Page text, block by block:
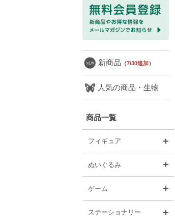
新商品 （7/30追加）
人気の商品・生物
商品一覧
フィギュア
ぬいぐるみ
ゲーム
ステーショナリー